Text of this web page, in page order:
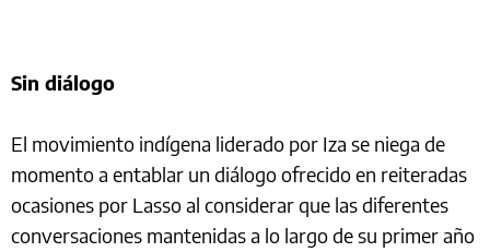
Sin diálogo
El movimiento indígena liderado por Iza se niega de
momento a entablar un diálogo ofrecido en reiteradas
ocasiones por Lasso al considerar que las diferentes
conversaciones mantenidas a lo largo de su primer año